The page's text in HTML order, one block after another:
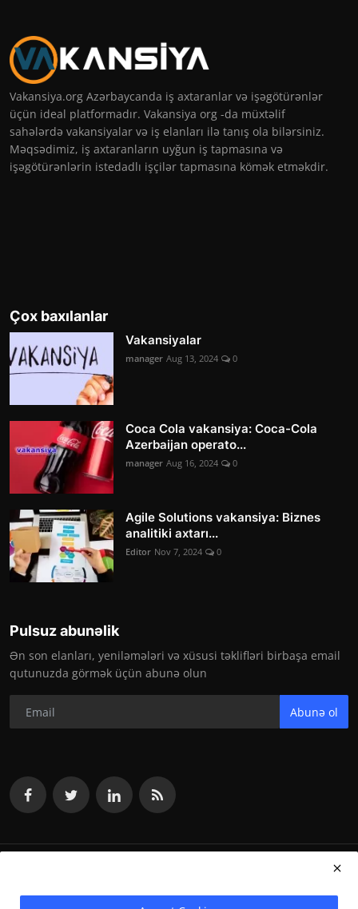
Vakansiya.org Azərbaycanda iş axtaranlar və işəgötürənlər
üçün ideal platformadır. Vakansiya org -da müxtəlif
sahələrdə vakansiyalar və iş elanları ilə tanış ola bilərsiniz.
Məqsədimiz, iş axtaranların uyğun iş tapmasına və
işəgötürənlərin istedadlı işçilər tapmasına kömək etməkdir.
Çox baxılanlar
Vakansiyalar
manager Aug 13, 2024 0
Coca Cola vakansiya: Coca-Cola
Azerbaijan operato...
manager Aug 16, 2024 0
Agile Solutions vakansiya: Biznes
analitiki axtarı...
Editor Nov 7, 2024 0
Pulsuz abunəlik
Ən son elanları, yeniləmələri və xüsusi təklifləri birbaşa email
qutunuzda görmək üçün abunə olun
Abunə ol